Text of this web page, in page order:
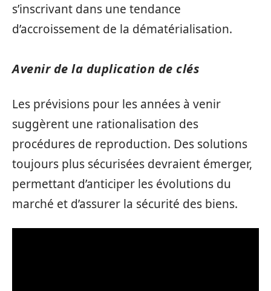
s’inscrivant dans une tendance
d’accroissement de la dématérialisation.
Avenir de la duplication de clés
Les prévisions pour les années à venir
suggèrent une rationalisation des
procédures de reproduction. Des solutions
toujours plus sécurisées devraient émerger,
permettant d’anticiper les évolutions du
marché et d’assurer la sécurité des biens.